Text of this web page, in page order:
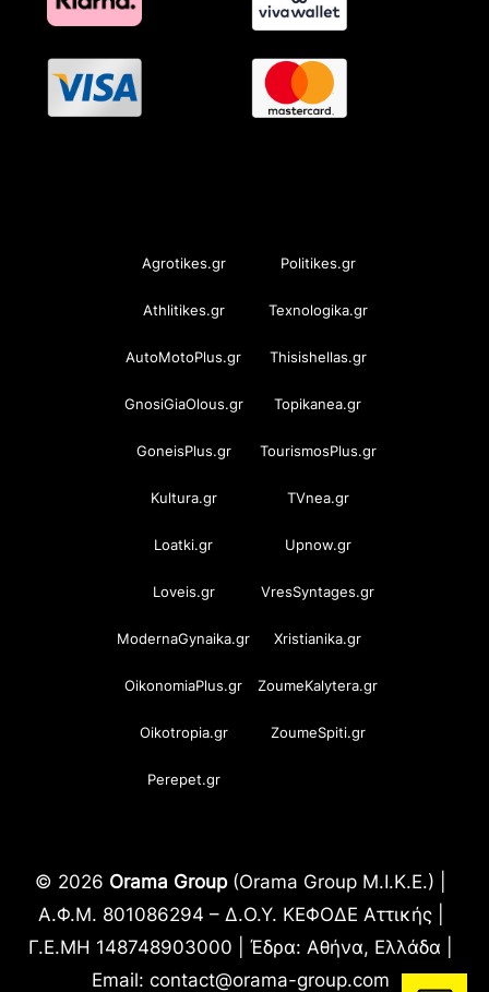
Agrotikes.gr Politikes.gr
Athlitikes.gr Texnologika.gr
AutoMotoPlus.gr Thisishellas.gr
GnosiGiaOlous.gr Topikanea.gr
GoneisPlus.gr TourismosPlus.gr
Kultura.gr TVnea.gr
Loatki.gr Upnow.gr
Loveis.gr VresSyntages.gr
ModernaGynaika.gr Xristianika.gr
OikonomiaPlus.gr ZoumeKalytera.gr
Oikotropia.gr ZoumeSpiti.gr
Perepet.gr
© 2026 Orama Group(Orama Group Μ.Ι.Κ.Ε.) |
Α.Φ.Μ. 801086294 – Δ.Ο.Υ. ΚΕΦΟΔΕ Αττικής |
Γ.Ε.ΜΗ 148748903000 | Έδρα: Αθήνα, Ελλάδα |
Email: contact@orama-group.com